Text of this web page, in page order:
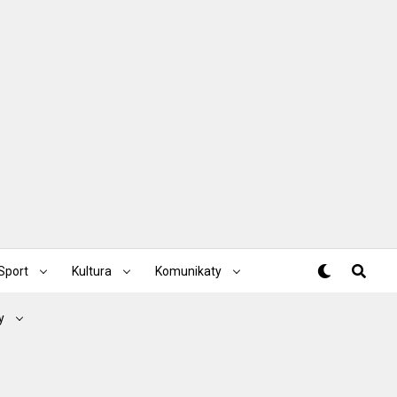
Kultura Komunikaty